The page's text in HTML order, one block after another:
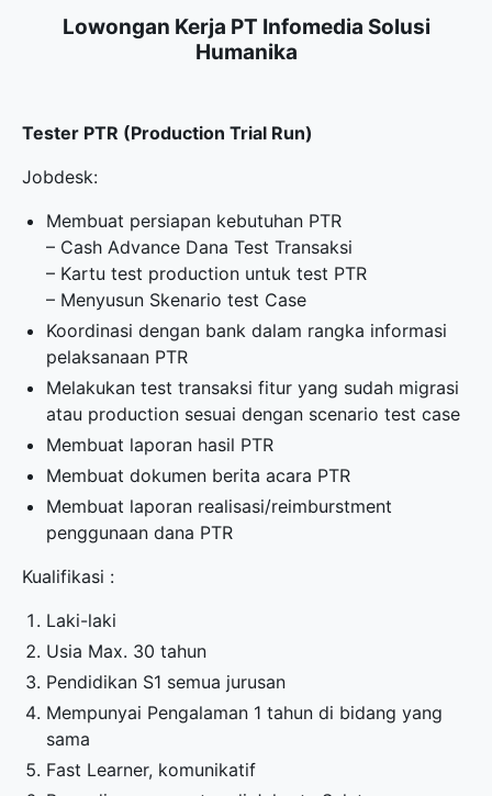
Lowongan Kerja PT Infomedia Solusi
Humanika
Tester PTR (Production Trial Run)
Jobdesk:
Membuat persiapan kebutuhan PTR
– Cash Advance Dana Test Transaksi
– Kartu test production untuk test PTR
– Menyusun Skenario test Case
Koordinasi dengan bank dalam rangka informasi
pelaksanaan PTR
Melakukan test transaksi fitur yang sudah migrasi
atau production sesuai dengan scenario test case
Membuat laporan hasil PTR
Membuat dokumen berita acara PTR
Membuat laporan realisasi/reimburstment
penggunaan dana PTR
Kualifikasi :
Laki-laki
Usia Max. 30 tahun
Pendidikan S1 semua jurusan
Mempunyai Pengalaman 1 tahun di bidang yang
sama
Fast Learner, komunikatif